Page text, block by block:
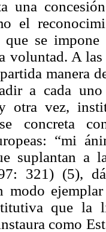
una
el
se
voluntad. A
manera
a cada
otra vez,
concreta
“mi
suplantan a
321) (5),
modo
que la
como